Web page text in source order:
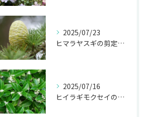
2025/07/23
ヒマラヤスギの剪定で庭のシンボルを魅力的に！
2025/07/16
ヒイラギモクセイの剪定で生垣･庭木を美しく保つ秘訣！